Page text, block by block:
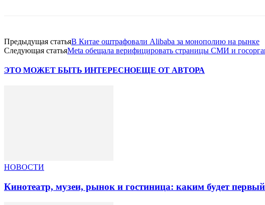
Предыдущая статьяВ Китае оштрафовали Alibaba за монополию на рынке
Следующая статьяMeta обещала верифицировать страницы СМИ и
ЭТО МОЖЕТ БЫТЬ ИНТЕРЕСНОЕЩЕ ОТ АВТОРА
НОВОСТИ
Кинотеатр, музеи, рынок и гостиница: каким будет